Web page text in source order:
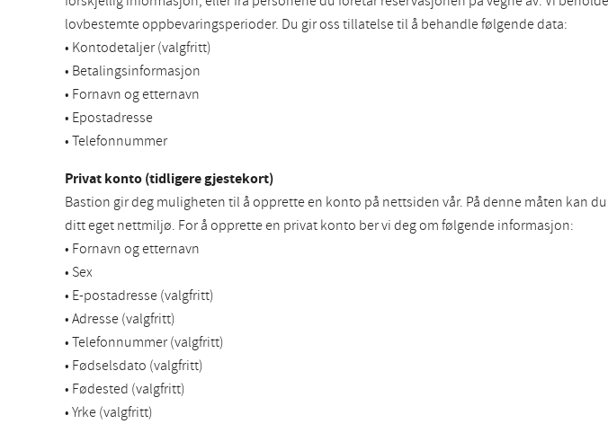
lovbestemte oppbevaringsperioder. Du gir oss tillatelse til å behandle følgende data:
• Kontodetaljer (valgfritt)
• Betalingsinformasjon
• Fornavn og etternavn
• Epostadresse
• Telefonnummer
Privat konto (tidligere gjestekort)
Bastion gir deg muligheten til å opprette en konto på nettsiden vår. På denne måten kan
ditt eget nettmiljø. For å opprette en privat konto ber vi deg om følgende informasjon:
• Fornavn og etternavn
• Sex
• E-postadresse (valgfritt)
• Adresse (valgfritt)
• Telefonnummer (valgfritt)
• Fødselsdato (valgfritt)
• Fødested (valgfritt)
• Yrke (valgfritt)